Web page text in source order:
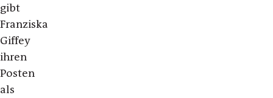
gibt
Franziska
Giffey
ihren
Posten
als